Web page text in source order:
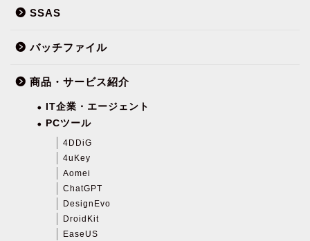
SSAS
バッチファイル
商品・サービス紹介
IT企業・エージェント
PCツール
4DDiG
4uKey
Aomei
ChatGPT
DesignEvo
DroidKit
EaseUS